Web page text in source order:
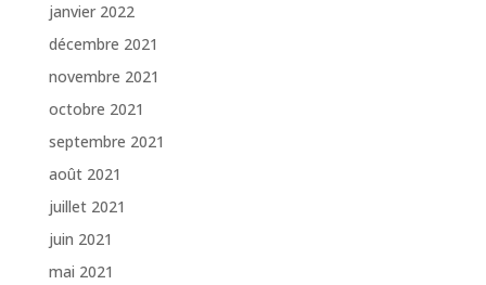
janvier 2022
décembre 2021
novembre 2021
octobre 2021
septembre 2021
août 2021
juillet 2021
juin 2021
mai 2021